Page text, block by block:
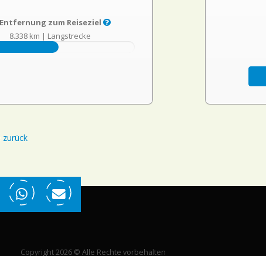
zum Reiseziel
8.338 km | Langstrecke
Copyright 2026 © Alle Rechte vorbehalten